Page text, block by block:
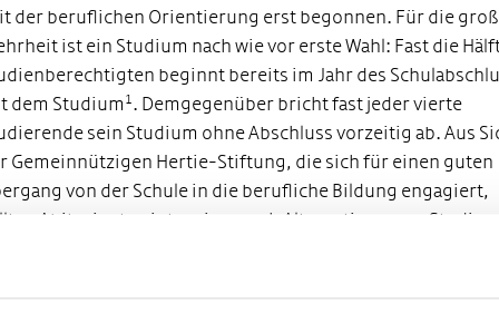
der beruflichen Orientierung erst begonnen. Für die
ist ein Studium nach wie vor erste Wahl: Fast die
beginnt bereits im Jahr des
dem Studium 1. Demgegenüber bricht fast jeder vierte
sein Studium ohne Abschluss vorzeitig ab. Aus
Gemeinnützigen Hertie-Stiftung, die sich für einen guten
von der Schule in die berufliche Bildung engagiert,
Abiturienten intensiver auch Alternativen zum Studium
Abiturienten beginnen vorschnell ein Studium und